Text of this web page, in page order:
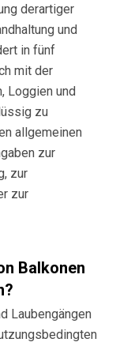
derartiger
und
in fünf
mit der
Loggien und
zu
allgemeinen
zur
zur
zur
Balkonen
Laubengängen